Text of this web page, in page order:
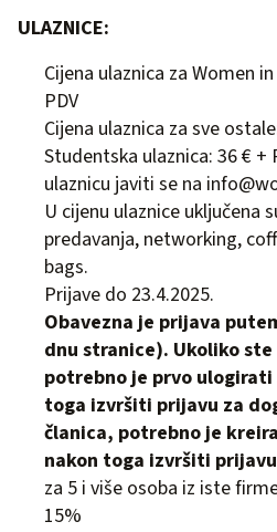
ULAZNICE:
Cijena ulaznica za Women
PDV
Cijena ulaznica za sve
Studentska ulaznica: 36 € +
ulaznicu javiti se na
U cijenu ulaznice uključena
predavanja, networking,
bags.
Prijave do 23.4.2025.
Obavezna je prijava
dnu stranice). Ukoliko
potrebno je prvo ulogirati
toga izvršiti prijavu za
članica, potrebno je
nakon toga izvršiti
za 5 i više osoba iz iste
15%